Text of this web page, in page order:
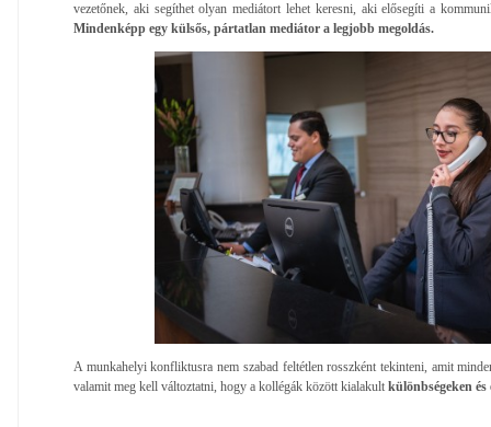
vezetőnek, aki segíthet olyan mediátort lehet keresni, aki elősegíti a
Mindenképp egy külsős, pártatlan mediátor a legjobb megoldás.
A munkahelyi konfliktusra nem szabad feltétlen rosszként tekinteni, amit
valamit meg kell változtatni, hogy a kollégák között kialakult különbségeken